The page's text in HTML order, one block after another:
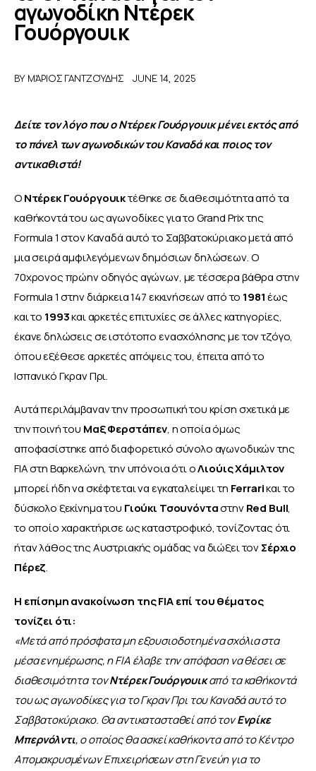
ΑΦΙΕΡΩΜΑΤΑ
αγωνοδίκη Ντέρεκ
Γουόργουικ
BY ΜΆΡΙΟΣ ΓΑΝΤΖΟΎΔΗΣ JUNE 14, 2025
Δείτε τον λόγο που ο Ντέρεκ Γουόργουικ μένει εκτός από
το πάνελ των αγωνοδικών του Καναδά και ποιος τον
αντικαθιστά!
Ο Ντέρεκ Γουόργουικ τέθηκε σε διαθεσιμότητα από τα
καθήκοντά του ως αγωνοδίκες για το Grand Prix της
Formula 1 στον Καναδά αυτό το Σαββατοκύριακο μετά από
μια σειρά αμφιλεγόμενων δημόσιων δηλώσεων. Ο
70χρονος πρώην οδηγός αγώνων, με τέσσερα βάθρα στην
Formula 1 στην διάρκεια 147 εκκινήσεων από το 1981 έως
και το 1993 και αρκετές επιτυχίες σε άλλες κατηγορίες,
έκανε δηλώσεις σε ιστότοπο ενασχόλησης με τον τζόγο,
όπου εξέθεσε αρκετές απόψεις του, έπειτα από το
Ισπανικό Γκραν Πρι.
Αυτά περιλάμβαναν την προσωπική του κρίση σχετικά με
την ποινή του Μαξ Φερστάπεν, η οποία όμως
αποφασίστηκε από διαφορετικό σύνολο αγωνοδικών της
FIA στη Βαρκελώνη, την υπόνοια ότι ο Λιούις Χάμιλτον
μπορεί ήδη να σκέφτεται να εγκαταλείψει τη Ferrari και το
δύσκολο ξεκίνημα του Γιούκι Τσουνόντα στην Red Bull,
το οποίο χαρακτήρισε ως καταστροφικό, τονίζοντας ότι
ήταν λάθος της Αυστριακής ομάδας να διώξει τον Σέρχιο
Πέρεζ.
Η επίσημη ανακοίνωση της FIA επί του θέματος
τονίζει ότι:
«Μετά από πρόσφατα μη εξουσιοδοτημένα σχόλια στα
μέσα ενημέρωσης, η FIA έλαβε την απόφαση να θέσει σε
διαθεσιμότητα τον Ντέρεκ Γουόργουικ από τα καθήκοντά
του ως αγωνοδίκες για το Γκραν Πρι του Καναδά αυτό το
Σαββατοκύριακο. Θα αντικατασταθεί από τον Ενρίκε
Μπερνόλντι, ο οποίος θα ασκεί καθήκοντα από το Κέντρο
Απομακρυσμένων Επιχειρήσεων στη Γενεύη για το